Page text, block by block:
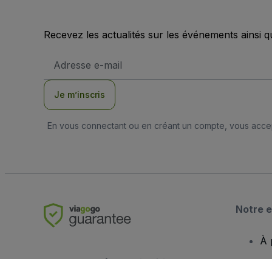
Recevez les actualités sur les événements ainsi
e-
Je m’inscris
En vous connectant ou en créant un compte, vous
Notre
À